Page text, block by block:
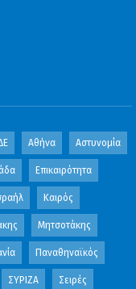
Αθήνα Αστυνομία
Επικαιρότητα
Καιρός
Μητσοτάκης
Παναθηναϊκός
ΣΥΡΙΖΑ Σειρές